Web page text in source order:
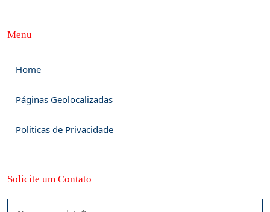
Menu
Home
Páginas Geolocalizadas
Politicas de Privacidade
Solicite um Contato